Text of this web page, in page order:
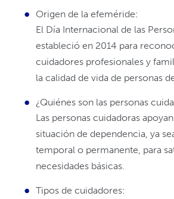
Origen de la efeméride:
El Día Internacional de las
estableció en 2014 para
cuidadores profesionales y
la calidad de vida de personas
¿Quiénes son las personas
Las personas cuidadoras
situación de dependencia, ya
temporal o permanente, para
necesidades básicas.
Tipos de cuidadores: